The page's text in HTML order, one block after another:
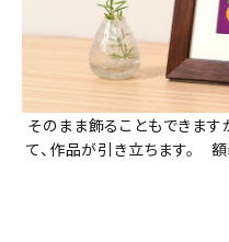
そのまま飾ることもできま
て、作品が引き立ちます。